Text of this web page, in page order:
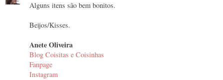
Alguns itens são bem bonitos.
Beijos/Kisses.
Anete Oliveira
Blog Coisitas e Coisinhas
Fanpage
Instagram